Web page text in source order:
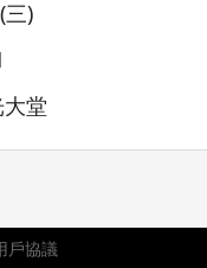
)
堂
戶協議